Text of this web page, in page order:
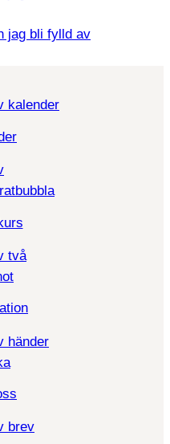
jag bli fylld av